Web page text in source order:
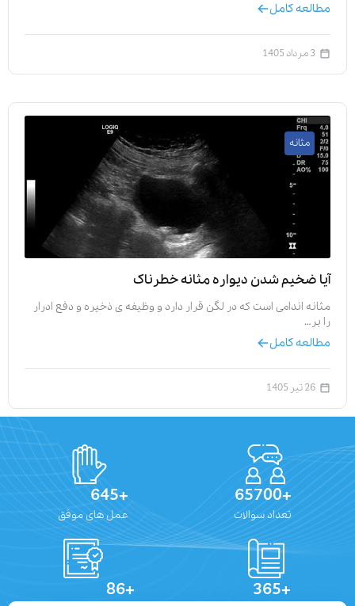
مطالعه کامل
3 مرداد 1405
مثانه
آیا ضخیم شدن دیواره مثانه خطرناک
مثانه اندامی است که در لگن قرار دارد و وظیفه‌ ی ذخیره و دفع ادرار
را بر…
مطالعه کامل
26 تیر 1405
+65700
تعداد سوالات
+645
عمل های موفق
+365
+86